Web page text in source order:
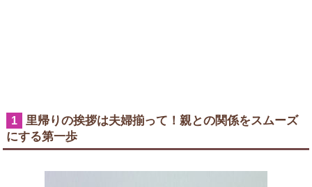
1
里帰りの挨拶は夫婦揃って！親との関係をスムーズ
にする第一歩